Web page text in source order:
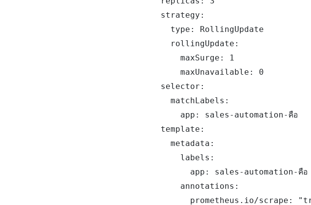
  strategy:
    type: RollingUpdate
    rollingUpdate:
      maxSurge: 1
      maxUnavailable: 0
  selector:
    matchLabels:
      app: sales-automation-คือ
  template:
    metadata:
      labels:
        app: sales-automation-คือ
      annotations:
prometheus.io/scrape: